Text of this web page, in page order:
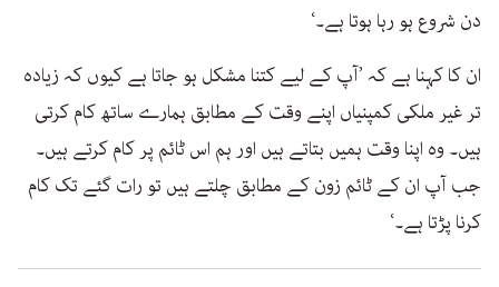
دن شروع ہو رہا ہوتا ہے۔‘
ان کا کہنا ہے کہ ’آپ کے لیے کتنا مشکل ہو جاتا ہے کیوں کہ زیادہ
تر غیر ملکی کمپنیاں اپنے وقت کے مطابق ہمارے ساتھ کام کرتی
ہیں۔ وہ اپنا وقت ہمیں بتاتے ہیں اور ہم اس ٹائم پر کام کرتے ہیں۔
جب آپ ان کے ٹائم زون کے مطابق چلتے ہیں تو رات گئے تک کام
کرنا پڑتا ہے۔‘